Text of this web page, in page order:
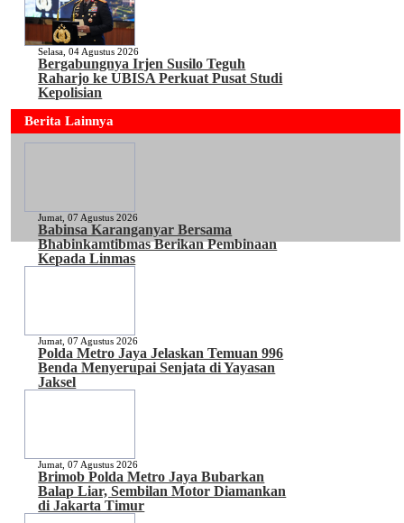
Selasa, 04 Agustus 2026
Bergabungnya Irjen Susilo Teguh
Raharjo ke UBISA Perkuat Pusat Studi
Kepolisian
Berita Lainnya
Jumat, 07 Agustus 2026
Babinsa Karanganyar Bersama
Bhabinkamtibmas Berikan Pembinaan
Kepada Linmas
Jumat, 07 Agustus 2026
Polda Metro Jaya Jelaskan Temuan 996
Benda Menyerupai Senjata di Yayasan
Jaksel
Jumat, 07 Agustus 2026
Brimob Polda Metro Jaya Bubarkan
Balap Liar, Sembilan Motor Diamankan
di Jakarta Timur